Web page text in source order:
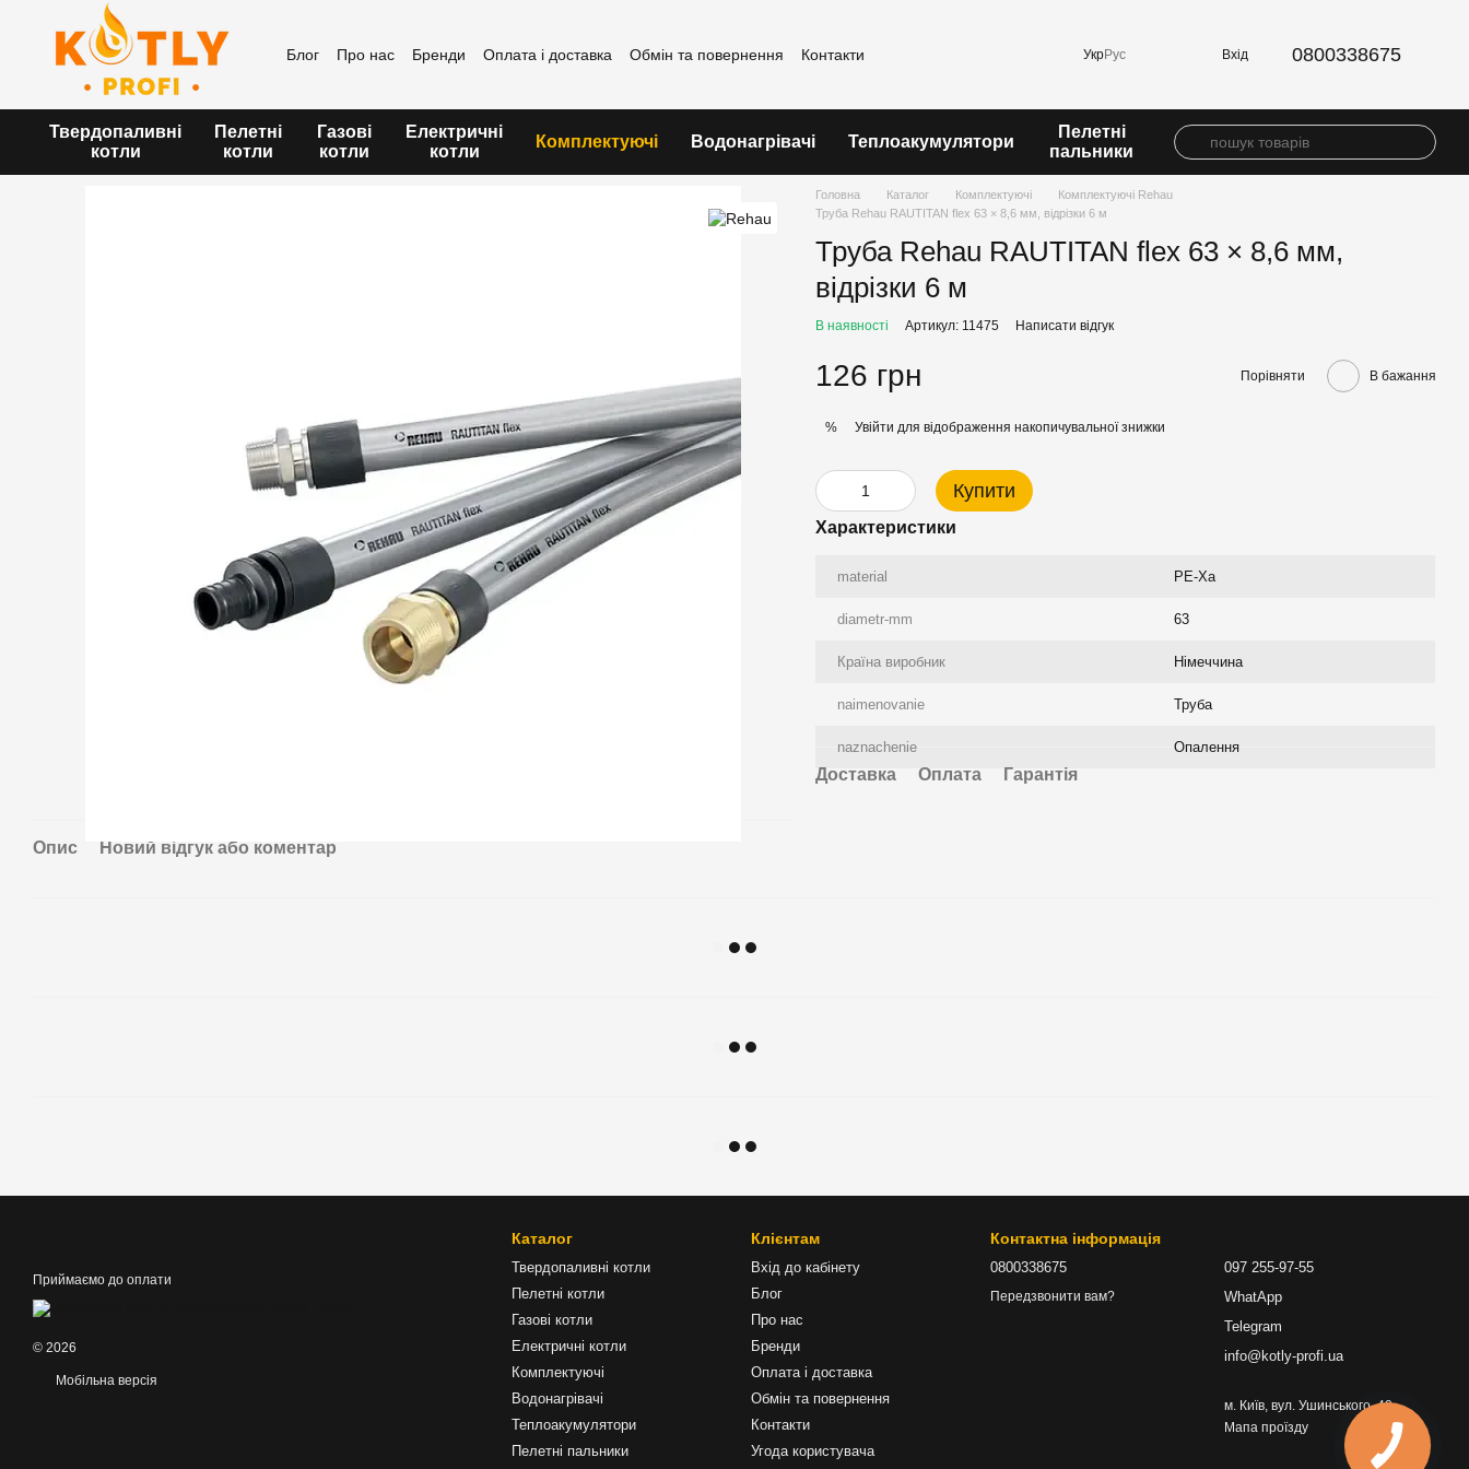
Перейти до основного контенту
Блог Про нас Бренди Оплата і доставка Обмін та повернення
Контакти
УкрРус Вхід 0800338675
Твердопаливні
котли
Пелетні
котли
Газові
котли
Електричні
котли
Комплектуючі Водонагрівачі Теплоакумулятори
Пелетні
пальники
Опис Новий відгук або коментар
Головна Каталог Комплектуючі
Комплектуючі Rehau
Труба Rehau RAUTITAN flex 63 × 8,6 мм, відрізки 6 м
Труба Rehau RAUTITAN flex 63 × 8,6 мм,
відрізки 6 м
В наявності Артикул: 11475 Написати відгук
126 грн Порівняти В бажання
% Увійти для відображення накопичувальної знижки
Купити
Характеристики
material РЕ-Ха
diametr-mm 63
Країна виробник Німеччина
naimenovanie Труба
naznachenie Опалення
Доставка Оплата Гарантія
Приймаємо до оплати
© 2026
Мобільна версія
Каталог
Твердопаливні котли
Пелетні котли
Газові котли
Електричні котли
Комплектуючі
Водонагрівачі
Теплоакумулятори
Пелетні пальники
Клієнтам
Вхід до кабінету
Блог
Про нас
Бренди
Оплата і доставка
Обмін та повернення
Контакти
Угода користувача
Контактна інформація
0800338675
Передзвонити вам?
097 255-97-55
WhatApp
Telegram
info@kotly-profi.ua
м. Київ, вул. Ушинського, 40
Мапа проїзду